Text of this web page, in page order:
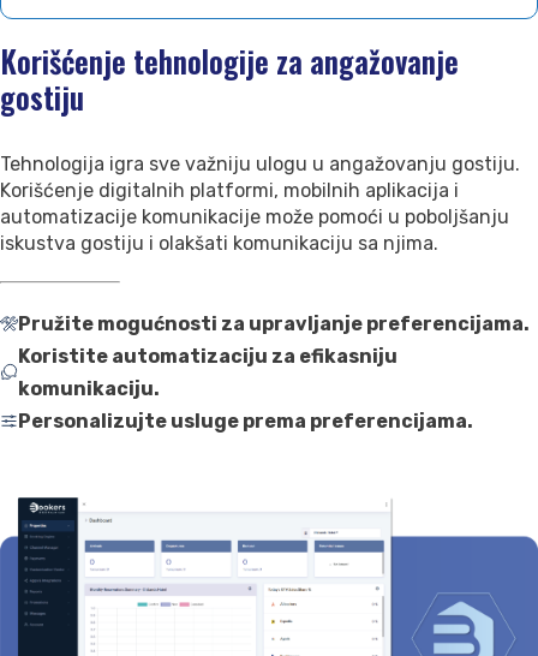
Korišćenje tehnologije za angažovanje
gostiju
Tehnologija igra sve važniju ulogu u angažovanju gostiju.
Korišćenje digitalnih platformi, mobilnih aplikacija i
automatizacije komunikacije može pomoći u poboljšanju
iskustva gostiju i olakšati komunikaciju sa njima.
Pružite mogućnosti za upravljanje preferencijama.
Koristite automatizaciju za efikasniju
komunikaciju.
Personalizujte usluge prema preferencijama.